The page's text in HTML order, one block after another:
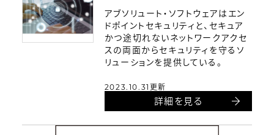
アブソリュート・ソフトウェアはエン
ドポイントセキュリティと、セキュア
かつ途切れないネットワークアクセ
スの両面からセキュリティを守るソ
リューションを提供している。
2023.10.31更新
詳細を見る